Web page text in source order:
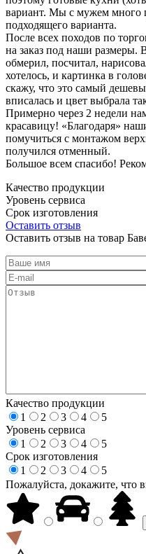
вариант. Мы с мужем много
подходящего варианта.
После всех походов по
на заказ под наши размеры.
обмерил, посчитал,
хотелось, и картинка в
скажу, что это самый
вписалась и цвет выбрала
Примерно через 2 недели
красавицу! «Благодаря»
помучиться с монтажом
получился отменный.
Большое всем спасибо!
Качество продукции
Уровень сервиса
Срок изготовления
Оставить отзыв
Оставить отзыв на товар
Качество продукции
1
2 3 4
5
Уровень сервиса
1
2 3 4
5
Срок изготовления
1
2 3 4
5
Пожалуйста, докажите, что